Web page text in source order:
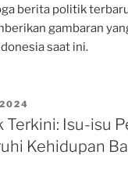
berita politik
gambaran
saat ini.
Terkini: Isu-isu
Kehidupan